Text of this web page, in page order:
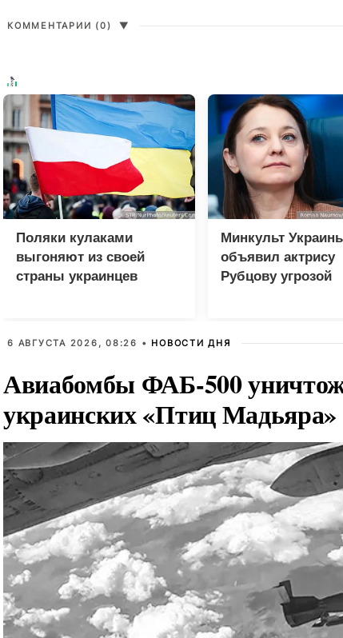
КОММЕНТАРИИ (0) ▼
Поляки кулаками
выгоняют из своей
страны украинцев
Минкульт
объявил актрису
Рубцову угрозой
6 АВГУСТА 2026, 08:26 • НОВОСТИ ДНЯ
Авиабомбы ФАБ-500
украинских «Птиц Мадьяра»